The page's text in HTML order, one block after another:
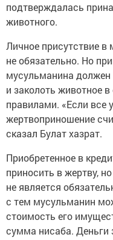
подтверждалась
животного.
Личное присутствие
не обязательно. Но
мусульманина
и заколоть животное
правилами. «Если все
жертвоприношение
сказал Булат хазрат.
Приобретенное в
приносить в жертву,
не является
с тем мусульманин
стоимость его
сумма нисаба. Деньги